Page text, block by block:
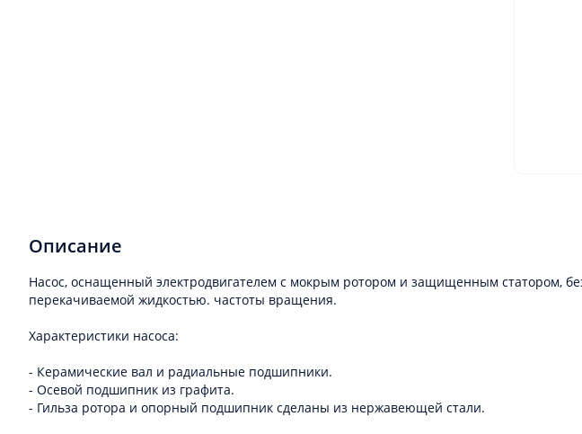
Описание
Насос, оснащенный электродвигателем с мокрым ротором и защищенным статором,
перекачиваемой жидкостью. частоты вращения.
Характеристики насоса:
- Керамические вал и радиальные подшипники.
- Осевой подшипник из графита.
- Гильза ротора и опорный подшипник сделаны из нержавеющей стали.